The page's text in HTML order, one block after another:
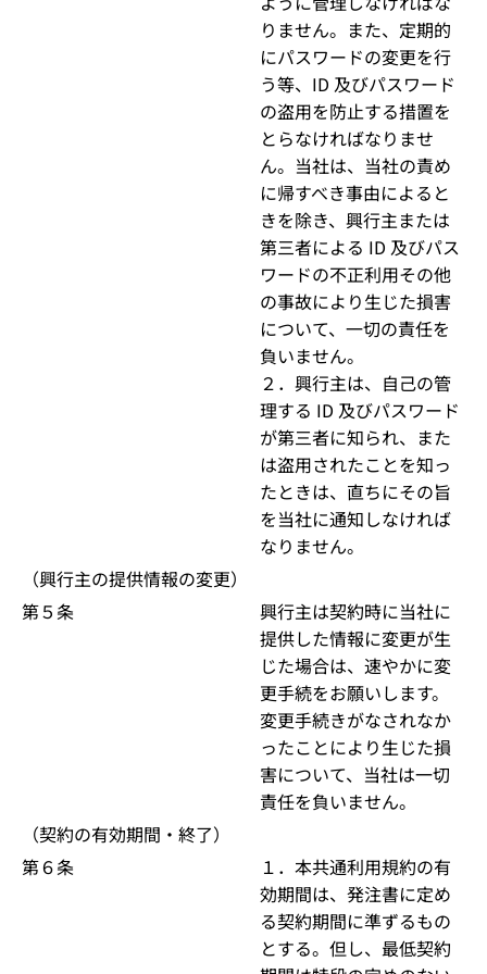
りません。また、定期的
にパスワードの変更を行
う等、ID 及びパスワード
の盗用を防止する措置を
とらなければなりませ
ん。当社は、当社の責め
に帰すべき事由によると
きを除き、興行主または
第三者による ID 及びパス
ワードの不正利用その他
の事故により生じた損害
について、一切の責任を
負いません。
２．興行主は、自己の管
理する ID 及びパスワード
が第三者に知られ、また
は盗用されたことを知っ
たときは、直ちにその旨
を当社に通知しなければ
なりません。
（興行主の提供情報の変更）
第５条
興行主は契約時に当社に
提供した情報に変更が生
じた場合は、速やかに変
更手続をお願いします。
変更手続きがなされなか
ったことにより生じた損
害について、当社は一切
責任を負いません。
（契約の有効期間・終了）
第６条
１．本共通利用規約の有
効期間は、発注書に定め
る契約期間に準ずるもの
とする。但し、最低契約